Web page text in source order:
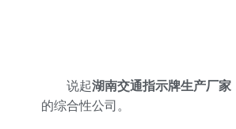
说起湖南交通指示牌生产厂家
的综合性公司。